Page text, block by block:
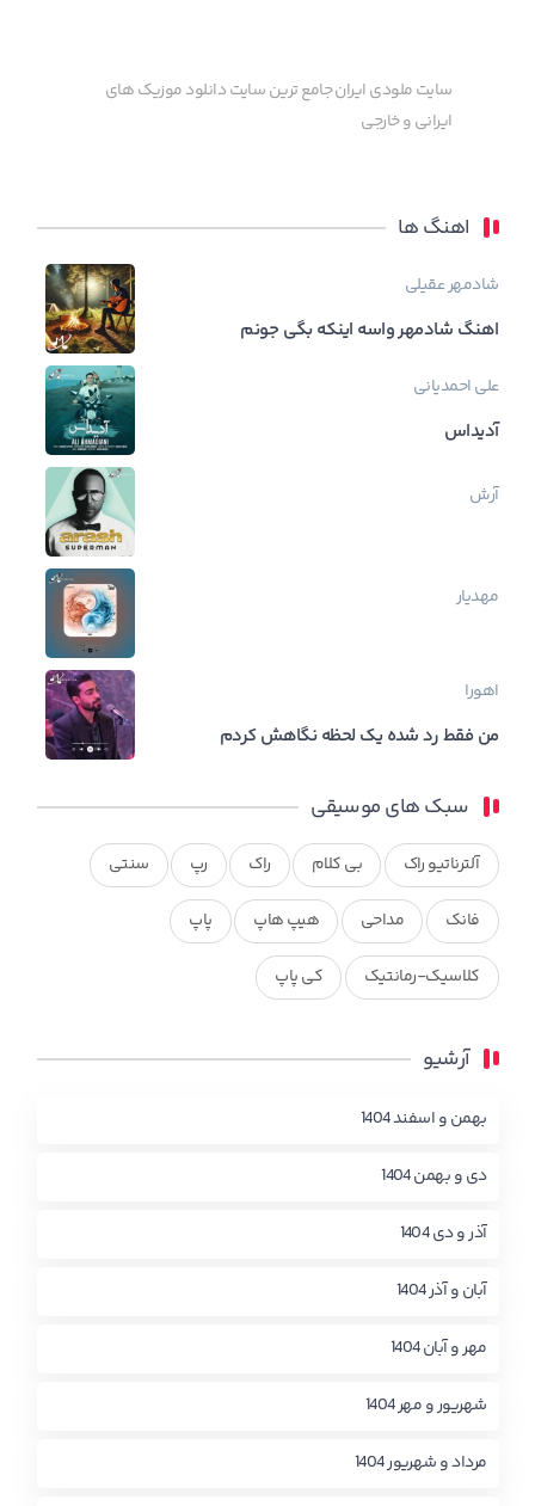
سایت ملودی ایران جامع ترین سایت دانلود موزیک های
ایرانی و خارجی
اهنگ ها
شادمهر عقیلی
اهنگ شادمهر واسه اینکه بگی جونم
علی احمدیانی
آدیداس
آرش
مهدیار
اهورا
من فقط رد شده یک لحظه نگاهش کردم
سبک های موسیقی
آلترناتیو راک بی کلام راک رپ سنتی
فانک مداحی هیپ هاپ پاپ
کلاسیک-رمانتیک کی پاپ
آرشیو
بهمن و اسفند 1404
دی و بهمن 1404
آذر و دی 1404
آبان و آذر 1404
مهر و آبان 1404
شهریور و مهر 1404
مرداد و شهریور 1404